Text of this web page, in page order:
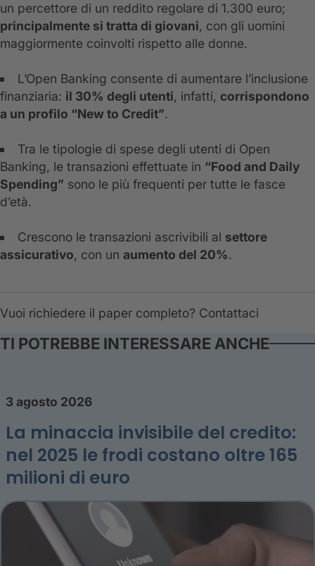
un percettore di un reddito regolare di 1.300 euro;
principalmente si tratta di giovani, con gli uomini
maggiormente coinvolti rispetto alle donne.
L’Open Banking consente di aumentare l’inclusione
finanziaria: il 30% degli utenti, infatti, corrispondono
a un profilo “New to Credit”.
Tra le tipologie di spese degli utenti di Open
Banking, le transazioni effettuate in “Food and Daily
Spending” sono le più frequenti per tutte le fasce
d’età.
Crescono le transazioni ascrivibili al settore
assicurativo, con un aumento del 20%.
Vuoi richiedere il paper completo? Contattaci
TI POTREBBE INTERESSARE ANCHE
3 agosto 2026
La minaccia invisibile del credito:
nel 2025 le frodi costano oltre 165
milioni di euro